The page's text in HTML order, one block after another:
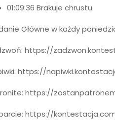
01:09:36 Brakuje chrustu
Główne w każdy
https://
https://
https://
https://